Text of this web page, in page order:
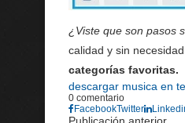
¿Viste que son pasos
calidad y sin
categorías favoritas.
descargar musica en
0 comentario
FacebookTwitter